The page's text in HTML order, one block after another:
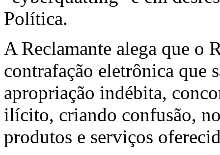
Política.
A Reclamante alega que o
contrafação eletrônica que
apropriação indébita,
ilícito, criando confusão,
produtos e serviços